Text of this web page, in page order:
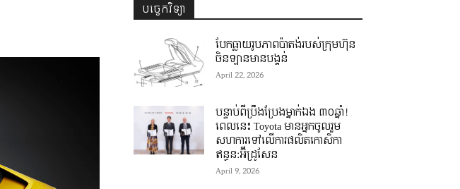
បច្ចេកវិទ្យា
បែកធ្លាយរូបភាពប៉ាតង់របស់ក្រុមហ៊ុន
ចិនឡានមានបង្គន់
April 22, 2026
បន្ទាប់ពីប្រឹងប្រែងម្នាក់ឯង ៣០ឆ្នាំ! ​
ពេលនេះ Toyota មានអ្នកចូលរួម
សហការទៅលើការផលិតកោសិកា
ឥន្ធន:អ៊ីដ្រូសែន
April 9, 2026